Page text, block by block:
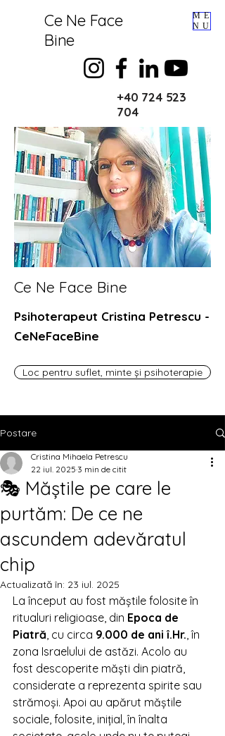
Ce Ne Face
Bine
ME
NU
+40 724 523
704
Ce Ne Face Bine
Psihoterapeut Cristina Petrescu -
CeNeFaceBine
Loc pentru suflet, minte și psihoterapie
Postare
🎭 Măștile pe care le
purtăm: De ce ne
ascundem adevăratul
chip
Cristina Mihaela Petrescu
22 iul. 2025 3 min de citit
Actualizată în: 23 iul. 2025
La început au fost măștile folosite în
ritualuri religioase, din Epoca de
Piatră, cu circa 9.000 de ani î.Hr., în
zona Israelului de astăzi. Acolo au
fost descoperite măști din piatră,
considerate a reprezenta spirite sau
strămoși. Apoi au apărut măștile
sociale, folosite, inițial, în înalta